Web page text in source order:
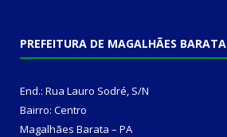
PREFEITURA DE MAGALHÃES BARATA
End.: Rua Lauro Sodré, S/N
Bairro: Centro
Magalhães Barata – PA